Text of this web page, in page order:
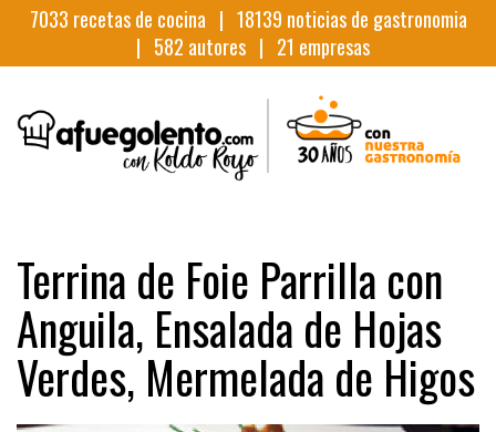
7033 recetas de cocina | 18139 noticias de gastronomia
| 582 autores | 21 empresas
Terrina de Foie Parrilla con
Anguila, Ensalada de Hojas
Verdes, Mermelada de Higos